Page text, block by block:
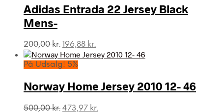
350,00 kr..192,42 kr..
Adidas Entrada 22 Jersey Black
Mens-
200,00kr. Den
oprindelige
pris
200,00 kr..
196,88 kr.
aktuelle
196,88 kr..
På Udsalg! 5%
Norway Home Jersey 2010 12- 46
500,00kr. Den
473,97 kr.